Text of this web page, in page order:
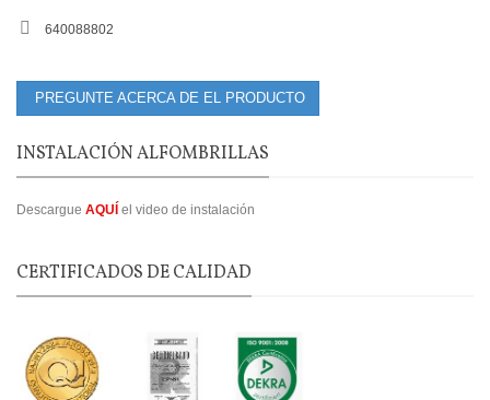
640088802
PREGUNTE ACERCA DE EL PRODUCTO
INSTALACIÓN ALFOMBRILLAS
Descargue AQUÍ el video de instalación
CERTIFICADOS DE CALIDAD